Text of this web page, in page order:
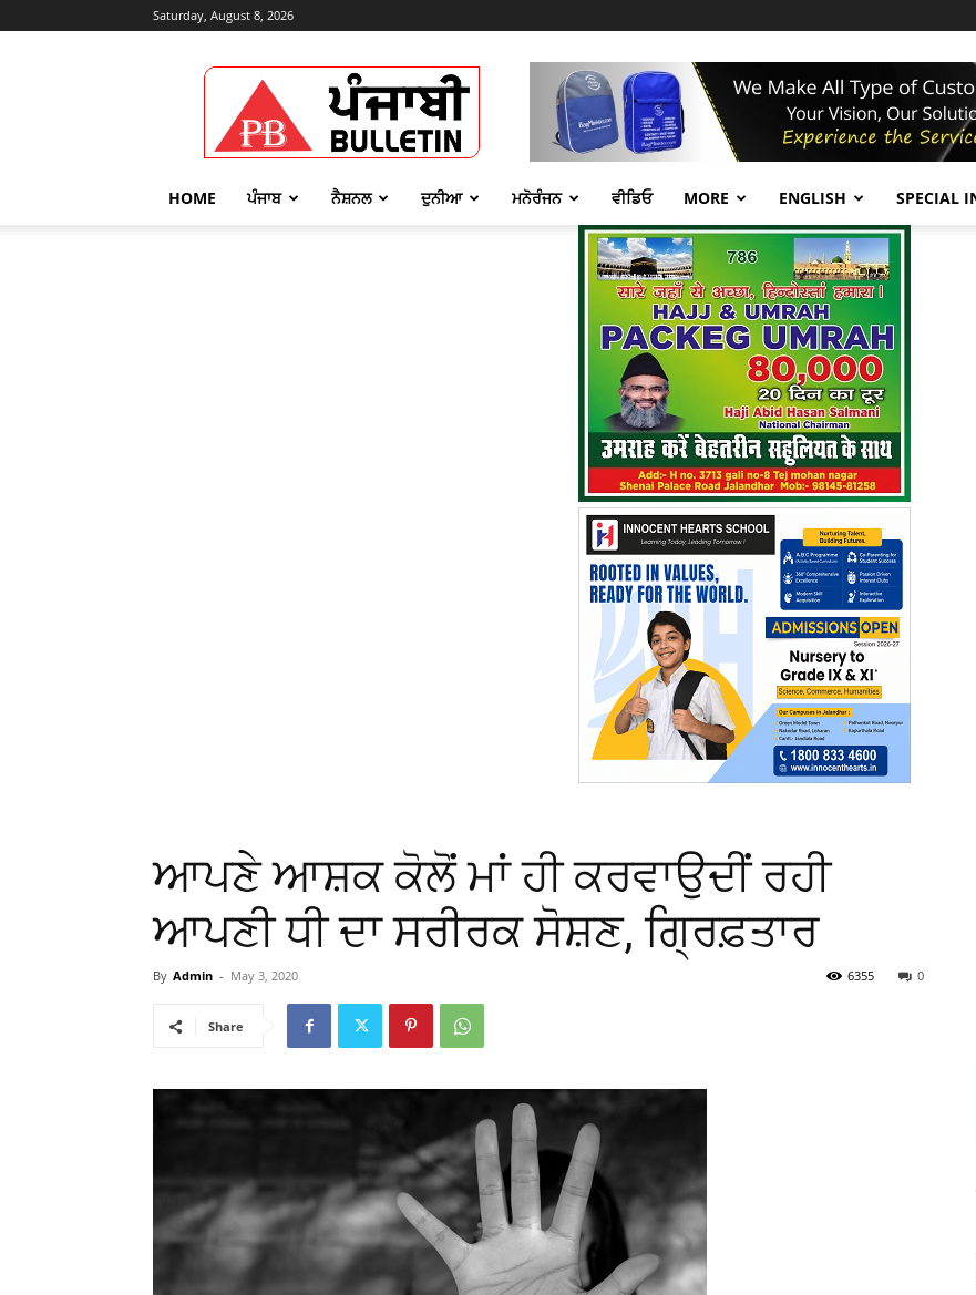
Saturday, August 8, 2026
Punjabi
Bulletin
HOME ਪੰਜਾਬ ਨੈਸ਼ਨਲ ਦੁਨੀਆ ਮਨੋਰੰਜਨ ਵੀਡਿਓ MORE ENGLISH SPECIAL
ਆਪਣੇ ਆਸ਼ਕ ਕੋਲੋਂ ਮਾਂ ਹੀ ਕਰਵਾਉਦੀਂ ਰਹੀ
ਆਪਣੀ ਧੀ ਦਾ ਸਰੀਰਕ ਸੋਸ਼ਣ, ਗ੍ਰਿਫ਼ਤਾਰ
By Admin - May 3, 2020 0
6355
Share